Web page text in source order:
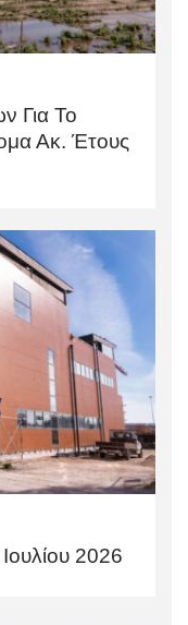
Για Το
Ακ. Έτους
2026